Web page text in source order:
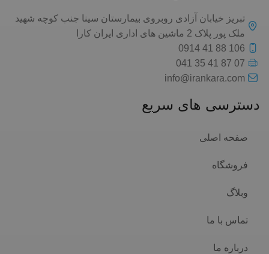
تبریز خیابان آزادی روبروی بیمارستان سینا جنب کوچه شهید
ملک پور پلاک 2 ماشین های اداری ایران کارا
106 88 41 0914
07 87 41 35 041
info@irankara.com
دسترسی های سریع
صفحه اصلی
فروشگاه
وبلاگ
تماس با ما
درباره ما